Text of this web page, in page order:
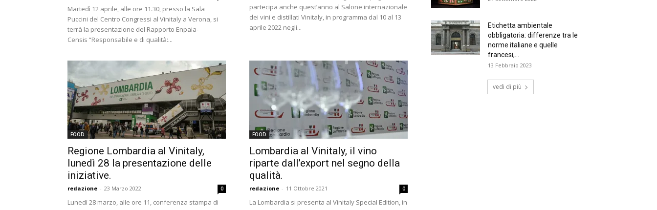
Martedì 12 aprile, alle ore 11.30, presso la Sala
Puccini del Centro Congressi al Vinitaly a Verona, si
terrà la presentazione del Rapporto Enpaia-
Censis “Responsabile e di qualità:...
partecipa anche quest’anno al Salone internazionale
dei vini e distillati Vinitaly, in programma dal 10 al 13
aprile 2022 negli...
FOOD
Regione Lombardia al Vinitaly,
lunedì 28 la presentazione delle
iniziative.
redazione - 23 Marzo 2022 0
Lunedì 28 marzo, alle ore 11, conferenza stampa di
FOOD
Lombardia al Vinitaly, il vino
riparte dall’export nel segno della
qualità.
redazione - 11 Ottobre 2021 0
La Lombardia si presenta al Vinitaly Special Edition, in
Etichetta ambientale
obbligatoria: differenze tra le
norme italiane e quelle
francesi,...
13 Febbraio 2023
vedi di più